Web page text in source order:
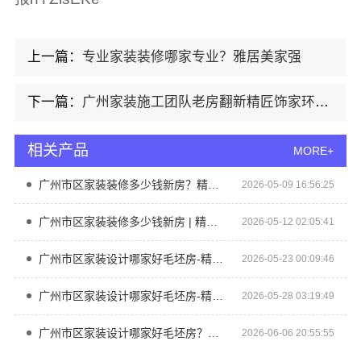
上一篇： 专业家装装修哪家专业？雅居美家强
下一篇： 广州家装施工团队老房翻新精匠饰家环保焕新
相关产品 MORE+
广州市区家装装修多少钱新房？精匠饰家（广州）家居建材有限公司 2026-05-09 16:56:25
广州市区家装装修多少钱新房 | 精匠饰家（广州）家居建材有限公司 2026-05-12 02:05:41
广州市区家装设计哪家好毛坯房-精匠饰家 2026-05-23 00:09:46
广州市区家装设计哪家好毛坯房-精匠饰家（广州）家居建材有限公司 2026-05-28 03:19:49
广州市区家装设计哪家好毛坯房？精匠饰家一站式环保整装方案 2026-06-06 20:55:55